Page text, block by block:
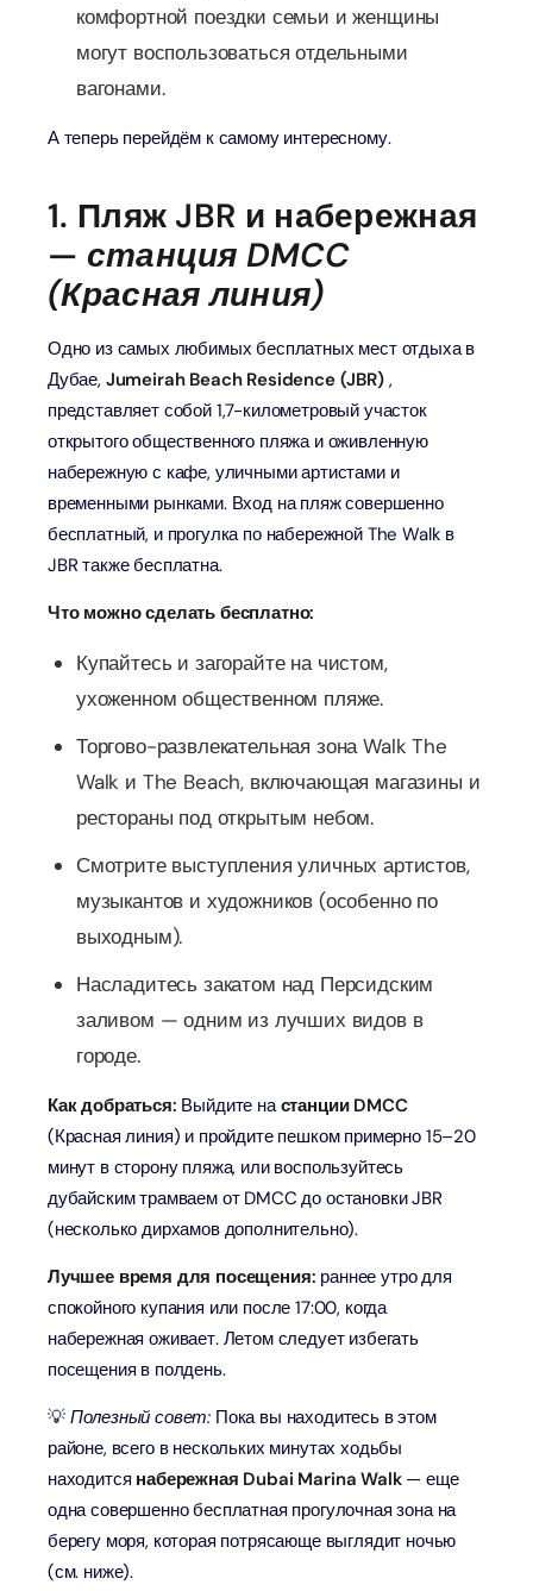
комфортной поездки семьи и женщины
могут воспользоваться отдельными
вагонами.
А теперь перейдём к самому интересному.
1. Пляж JBR и набережная
— станция DMCC
(Красная линия)
Одно из самых любимых бесплатных мест отдыха в
Дубае, Jumeirah Beach Residence (JBR),
представляет собой 1,7-километровый участок
открытого общественного пляжа и оживленную
набережную с кафе, уличными артистами и
временными рынками. Вход на пляж совершенно
бесплатный, и прогулка по набережной The Walk в
JBR также бесплатна.
Что можно сделать бесплатно:
Купайтесь и загорайте на чистом,
ухоженном общественном пляже.
Торгово-развлекательная зона Walk The
Walk и The Beach, включающая магазины и
рестораны под открытым небом.
Смотрите выступления уличных артистов,
музыкантов и художников (особенно по
выходным).
Насладитесь закатом над Персидским
заливом — одним из лучших видов в
городе.
Как добраться: Выйдите настанции DMCC
(Красная линия) и пройдите пешком примерно 15–20
минут в сторону пляжа, или воспользуйтесь
дубайским трамваем от DMCC до остановки JBR
(несколько дирхамов дополнительно).
Лучшее время для посещения: раннее утро для
спокойного купания или после 17:00, когда
набережная оживает. Летом следует избегать
посещения в полдень.
💡 Полезный совет: Пока вы находитесь в этом
районе, всего в нескольких минутах ходьбы
находится набережная Dubai Marina Walk— еще
одна совершенно бесплатная прогулочная зона на
берегу моря, которая потрясающе выглядит ночью
(см. ниже).